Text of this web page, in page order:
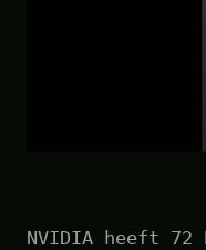
NVIDIA heeft